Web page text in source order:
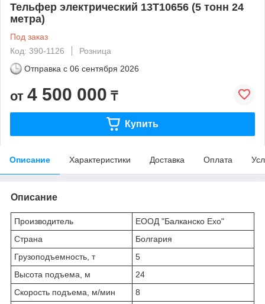
Тельфер электрический 13Т10656 (5 тонн 24
метра)
Под заказ
Код: 390-1126
Розница
Отправка с 06 сентября 2026
от 4 500 000 ₸
Купить
Описание Характеристики Доставка Оплата
Описание
Производитель
ЕООД "Балканско Ехо"
Страна
Болгария
Грузоподъемность, т
5
Высота подъема, м
24
Скорость подъема, м/мин
8